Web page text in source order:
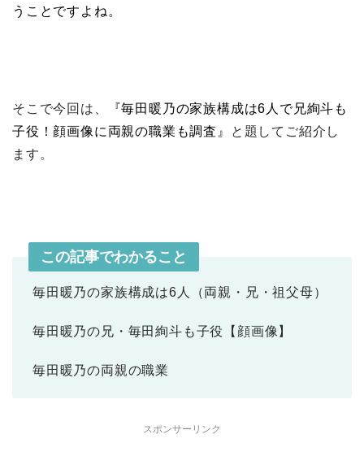
うことですよね。
そこで今回は、
『毎田暖乃の家族構成は6人で兄絢斗も
子役！顔画像に両親の職業も調査』
と題してご紹介し
ます。
この記事でわかること
毎田暖乃の家族構成は6人（両親・兄・祖父母）
毎田暖乃の兄・毎田絢斗も子役【顔画像】
毎田暖乃の両親の職業
スポンサーリンク